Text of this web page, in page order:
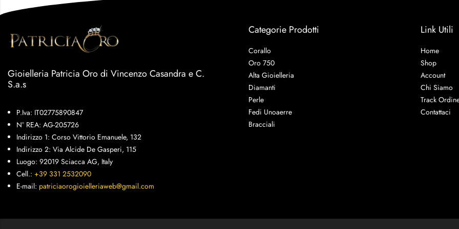
Gioielleria Patricia Oro di Vincenzo Casandra e C.
S.a.s
P.Iva: IT02775890847
N° REA: AG-205726
Indirizzo 1: Corso Vittorio Emanuele, 132
Indirizzo 2: Via Alcide De Gasperi, 115
Luogo: 92019 Sciacca AG, Italy
Cell.: +39 331 2532090
E-mail: patriciaorogioielleriaweb@gmail.com
Categorie Prodotti
Corallo
Oro 750
Alta Gioielleria
Diamanti
Perle
Fedi Unoaerre
Bracciali
Link Utili
Home
Shop
Account
Chi Siamo
Track
Contattaci